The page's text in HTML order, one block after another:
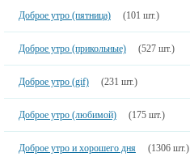
Доброе утро (пятница) (101 шт.)
Доброе утро (прикольные) (527 шт.)
Доброе утро (gif) (231 шт.)
Доброе утро (любимой) (175 шт.)
Доброе утро и хорошего дня (1306 шт.)